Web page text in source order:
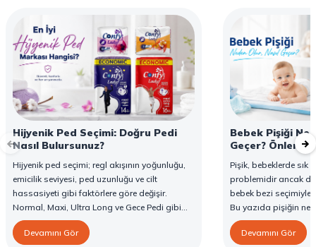
Hijyenik Ped Seçimi: Doğru Pedi
Nasıl Bulursunuz?
Hijyenik ped seçimi; regl akışının yoğunluğu,
emicilik seviyesi, ped uzunluğu ve cilt
hassasiyeti gibi faktörlere göre değişir.
Normal, Maxi, Ultra Long ve Gece Pedi gibi
farklı seçenekler, farklı ihtiyaçlara yönelik
koruma sunar. Doğru ped seçimi gün boyu
Devamını Gör
Bebek Pişiği
Geçer? Önleme
Pişik, bebeklerde sık
problemidir ancak
bebek bezi seçimiyle
Bu yazıda pişiğin
yöntemlerini ve
karşı destekleyici
Devamını Gör